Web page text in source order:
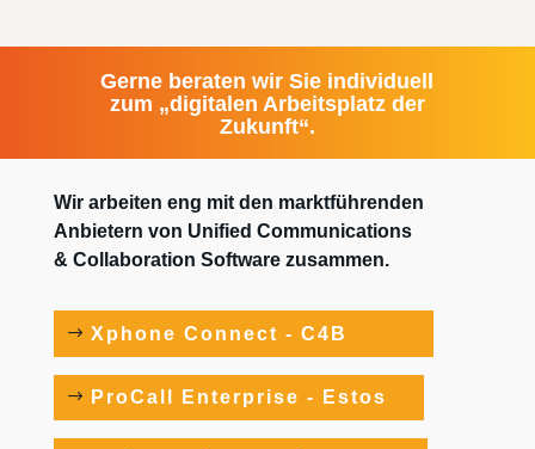
Gerne beraten wir Sie individuell
zum „digitalen Arbeitsplatz der
Zukunft“.
Wir arbeiten eng mit den marktführenden
Anbietern von Unified Communications
& Collaboration Software zusammen.
Xphone Connect - C4B
ProCall Enterprise - Estos